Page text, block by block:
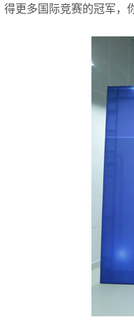
得更多国际竞赛的冠军，